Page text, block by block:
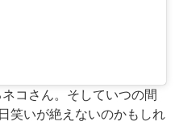
コさん。そしていつの間
笑いが絶えないのかもしれ